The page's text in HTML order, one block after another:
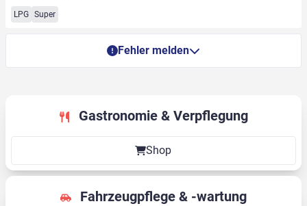
LPG Super
Fehler melden
Gastronomie & Verpflegung
Shop
Fahrzeugpflege & -wartung